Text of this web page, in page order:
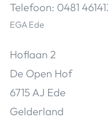
Telefoon: 0481
EGA Ede
Hoflaan 2
De Open Hof
6715 AJ Ede
Gelderland